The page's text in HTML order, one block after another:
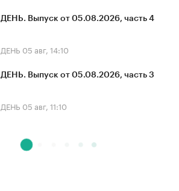
ДЕНЬ. Выпуск от 05.08.2026, часть 4
ДЕНЬ 05 авг, 14:10
ДЕНЬ. Выпуск от 05.08.2026, часть 3
ДЕНЬ 05 авг, 11:10